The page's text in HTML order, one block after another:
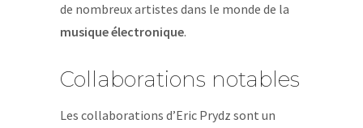
de nombreux artistes dans le monde de la
musique électronique.
Collaborations notables
Les collaborations d’Eric Prydz sont un